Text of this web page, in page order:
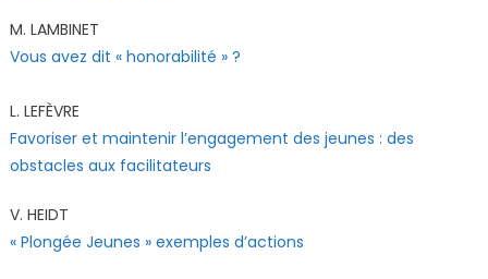
M. LAMBINET
Vous avez dit « honorabilité » ?
L. LEFÈVRE
Favoriser et maintenir l’engagement des jeunes : des
obstacles aux facilitateurs
V. HEIDT
« Plongée Jeunes » exemples d’actions